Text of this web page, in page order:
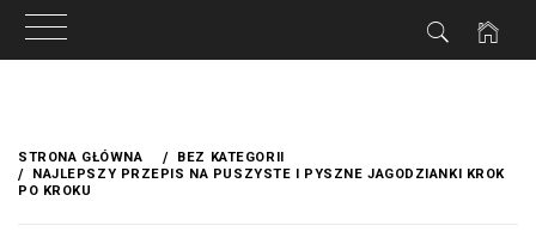
treści
STRONA GŁÓWNA
BEZ KATEGORII
NAJLEPSZY PRZEPIS NA PUSZYSTE I PYSZNE JAGODZIANKI KROK
PO KROKU